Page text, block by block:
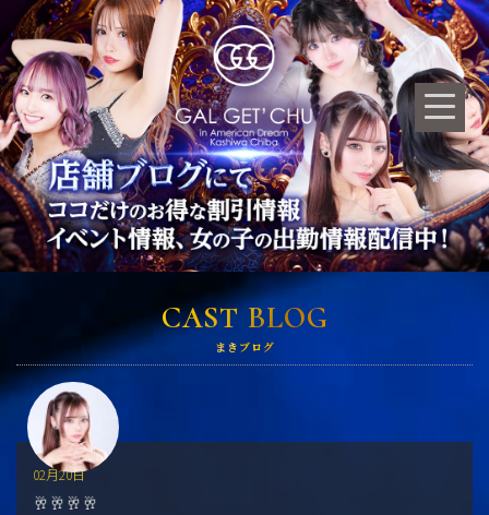
CAST BLOG
まきブログ
🥂🥂🥂🥂
02月20日